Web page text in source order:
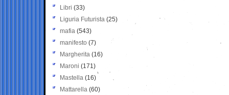
Libri (33)
Liguria Futurista (25)
mafia (543)
manifesto (7)
Margherita (16)
Maroni (171)
Mastella (16)
Mattarella (60)